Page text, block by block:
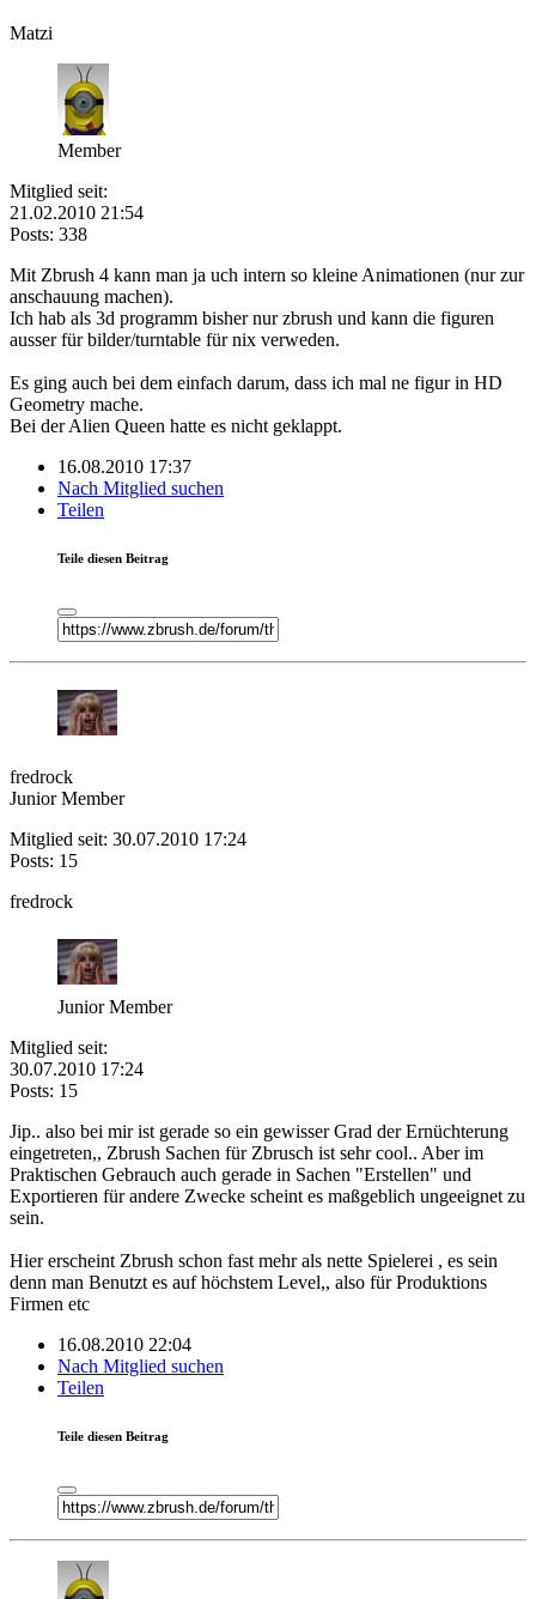
Matzi
Member
Mitglied seit:
21.02.2010 21:54
Posts: 338
Mit Zbrush 4 kann man ja uch intern so kleine Animationen (nur zur
anschauung machen).
Ich hab als 3d programm bisher nur zbrush und kann die figuren
ausser für bilder/turntable für nix verweden.
Es ging auch bei dem einfach darum, dass ich mal ne figur in HD
Geometry mache.
Bei der Alien Queen hatte es nicht geklappt.
16.08.2010 17:37
Nach Mitglied suchen
Teilen
Teile diesen Beitrag
fredrock
Junior Member
Mitglied seit: 30.07.2010 17:24
Posts: 15
fredrock
Junior Member
Mitglied seit:
30.07.2010 17:24
Posts: 15
Jip.. also bei mir ist gerade so ein gewisser Grad der Ernüchterung
eingetreten,, Zbrush Sachen für Zbrusch ist sehr cool.. Aber im
Praktischen Gebrauch auch gerade in Sachen "Erstellen" und
Exportieren für andere Zwecke scheint es maßgeblich ungeeignet zu
sein.
Hier erscheint Zbrush schon fast mehr als nette Spielerei , es sein
denn man Benutzt es auf höchstem Level,, also für Produktions
Firmen etc
16.08.2010 22:04
Nach Mitglied suchen
Teilen
Teile diesen Beitrag